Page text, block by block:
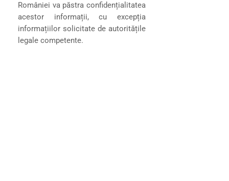
României va păstra confidențialitatea
acestor informații, cu excepția
informațiilor solicitate de autoritățile
legale competente.